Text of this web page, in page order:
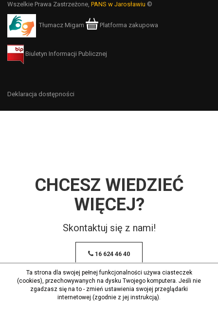
Wszelkie Prawa Zastrzeżone, PANS w Jarosławiu ©
Tłumacz Migam Platforma zakupowa
Biuletyn Informacji Publicznej
Deklaracja dostępności
CHCESZ WIEDZIEĆ
WIĘCEJ?
Skontaktuj się z nami!
16 624 46 40
Ta strona dla swojej pełnej funkcjonalności używa ciasteczek
(cookies), przechowywanych na dysku Twojego komputera. Jeśli nie
zgadzasz się na to - zmień ustawienia swojej przeglądarki
internetowej (zgodnie z jej instrukcją).